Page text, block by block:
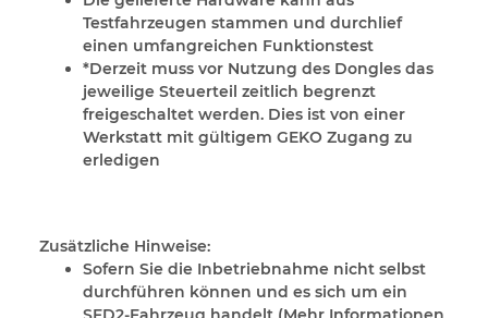
Testfahrzeugen stammen und durchlief
einen umfangreichen Funktionstest
*Derzeit muss vor Nutzung des Dongles das
jeweilige Steuerteil zeitlich begrenzt
freigeschaltet werden. Dies ist von einer
Werkstatt mit gültigem GEKO Zugang zu
erledigen
Zusätzliche Hinweise:
Sofern Sie die Inbetriebnahme nicht selbst
durchführen können und es sich um ein